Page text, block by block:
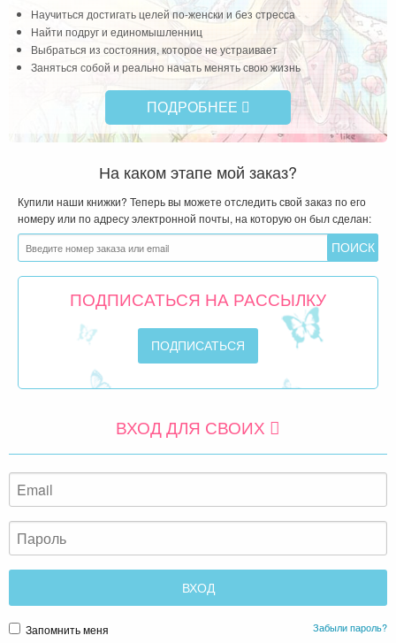
Научиться достигать целей по-женски и без стресса
Найти подруг и единомышленниц
Выбраться из состояния, которое не устраивает
Заняться собой и реально начать менять свою жизнь
ПОДРОБНЕЕ
На каком этапе мой заказ?
Купили наши книжки? Теперь вы можете отследить свой заказ по его
номеру или по адресу электронной почты, на которую он был сделан:
ПОДПИСАТЬСЯ НА РАССЫЛКУ
ВХОД ДЛЯ СВОИХ
Запомнить меня Забыли пароль?